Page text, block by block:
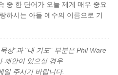
중 한 단어가 오늘 제게 매우 중요
하시는 아들 예수의 이름으로 기
상"과 "내 기도" 부분은 Phil Ware
제안이 있으실 경우
일 주시기 바랍니다.